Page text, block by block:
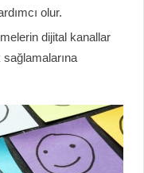
olur.
dijital kanallar
sağlamalarına